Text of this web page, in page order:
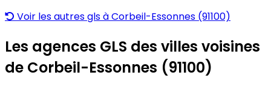
Voir les autres gls à Corbeil-Essonnes (91100)
Les agences GLS des villes voisines
de Corbeil-Essonnes (91100)